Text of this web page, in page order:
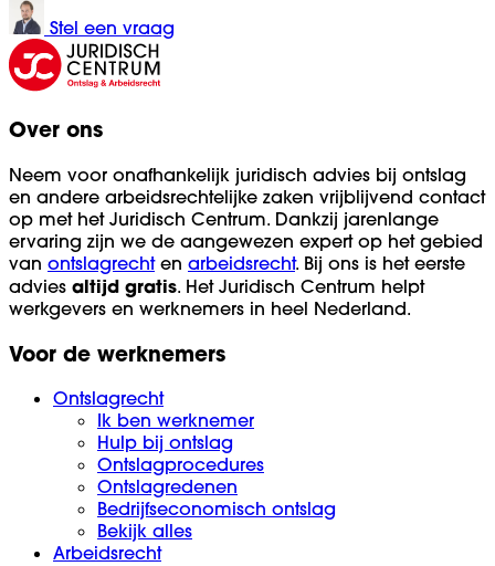
Stel een vraag
Over ons
Neem voor onafhankelijk juridisch advies bij ontslag
en andere arbeidsrechtelijke zaken vrijblijvend contact
op met het Juridisch Centrum. Dankzij jarenlange
ervaring zijn we de aangewezen expert op het gebied
van ontslagrechten arbeidsrecht. Bij ons is het eerste
advies altijd gratis. Het Juridisch Centrum helpt
werkgevers en werknemers in heel Nederland.
Voor de werknemers
Ontslagrecht
Ik ben werknemer
Hulp bij ontslag
Ontslagprocedures
Ontslagredenen
Bedrijfseconomisch ontslag
Bekijk alles
Arbeidsrecht